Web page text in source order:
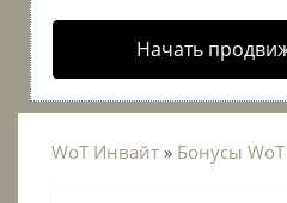
Начать
WoT Инвайт » Бонусы WoT